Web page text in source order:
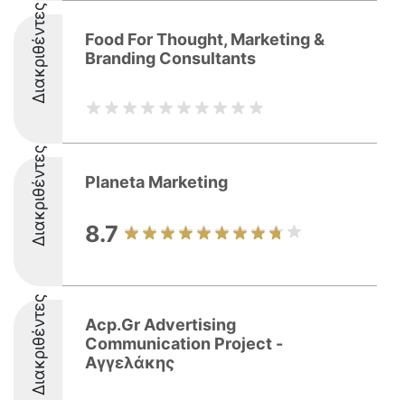
Διακριθέντες
Food For Thought, Marketing &
Branding Consultants
Διακριθέντες Planeta Marketing
8.7
Διακριθέντες
Acp.Gr Advertising
Communication Project -
Αγγελάκης